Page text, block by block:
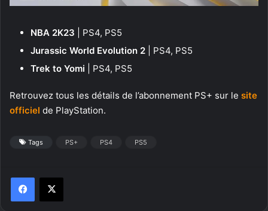
NBA 2K23 | PS4, PS5
Jurassic World Evolution 2 | PS4, PS5
Trek to Yomi | PS4, PS5
Retrouvez tous les détails de l’abonnement PS+ sur le site
officiel de PlayStation.
Tags PS+ PS4 PS5